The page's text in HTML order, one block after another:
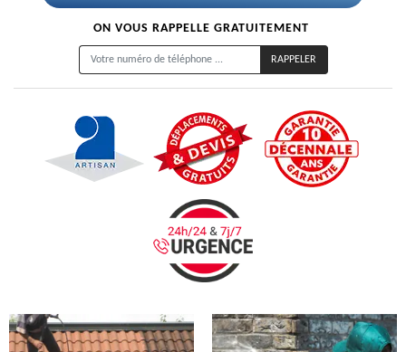
ON VOUS RAPPELLE GRATUITEMENT